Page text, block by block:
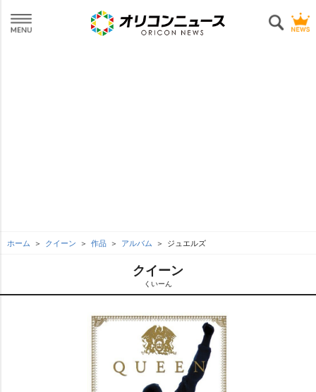
ホーム クイーン 作品 アルバム ジュエルズ
クイーン
くいーん